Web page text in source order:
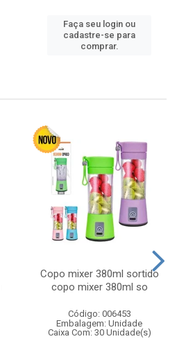
Faça seu login ou
cadastre-se para
comprar.
Copo mixer 380ml sortido
copo mixer 380ml so
Código: 006453
Embalagem: Unidade
Caixa Com: 30 Unidade(s)